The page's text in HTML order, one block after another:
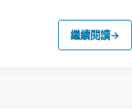
繼續閱讀→